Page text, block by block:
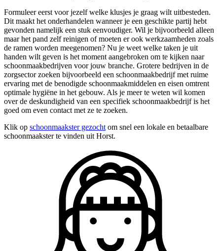
Formuleer eerst voor jezelf welke klusjes je graag wilt uitbesteden.
Dit maakt het onderhandelen wanneer je een geschikte partij hebt
gevonden namelijk een stuk eenvoudiger. Wil je bijvoorbeeld alleen
maar het pand zelf reinigen of moeten er ook werkzaamheden zoals
de ramen worden meegenomen? Nu je weet welke taken je uit
handen wilt geven is het moment aangebroken om te kijken naar
schoonmaakbedrijven voor jouw branche. Grotere bedrijven in de
zorgsector zoeken bijvoorbeeld een schoonmaakbedrijf met ruime
ervaring met de benodigde schoonmaakmiddelen en eisen omtrent
optimale hygiëne in het gebouw. Als je meer te weten wil komen
over de deskundigheid van een specifiek schoonmaakbedrijf is het
goed om even contact met ze te zoeken.
Klik op schoonmaakster gezocht om snel een lokale en betaalbare
schoonmaakster te vinden uit Horst.